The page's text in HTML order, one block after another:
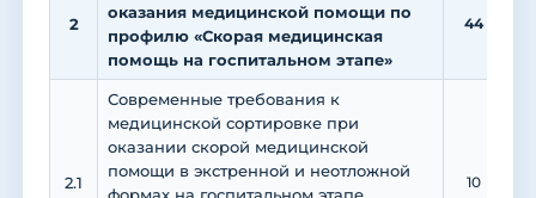
2
оказания медицинской помощи по
профилю «Скорая медицинская
помощь на госпитальном этапе»
44
2.1
Современные требования к
медицинской сортировке при
оказании скорой медицинской
помощи в экстренной и неотложной
10